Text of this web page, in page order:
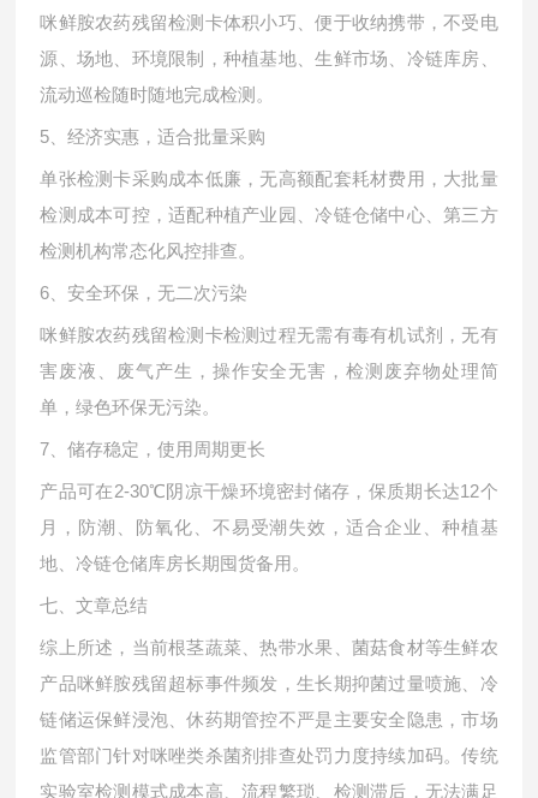
咪鲜胺农药残留检测卡体积小巧、便于收纳携带，不受电
源、场地、环境限制，种植基地、生鲜市场、冷链库房、
流动巡检随时随地完成检测。
5、经济实惠，适合批量采购
单张检测卡采购成本低廉，无高额配套耗材费用，大批量
检测成本可控，适配种植产业园、冷链仓储中心、第三方
检测机构常态化风控排查。
6、安全环保，无二次污染
咪鲜胺农药残留检测卡检测过程无需有毒有机试剂，无有
害废液、废气产生，操作安全无害，检测废弃物处理简
单，绿色环保无污染。
7、储存稳定，使用周期更长
产品可在2-30℃阴凉干燥环境密封储存，保质期长达12个
月，防潮、防氧化、不易受潮失效，适合企业、种植基
地、冷链仓储库房长期囤货备用。
七、文章总结
综上所述，当前根茎蔬菜、热带水果、菌菇食材等生鲜农
产品咪鲜胺残留超标事件频发，生长期抑菌过量喷施、冷
链储运保鲜浸泡、休药期管控不严是主要安全隐患，市场
监管部门针对咪唑类杀菌剂排查处罚力度持续加码。传统
实验室检测模式成本高、流程繁琐、检测滞后，无法满足